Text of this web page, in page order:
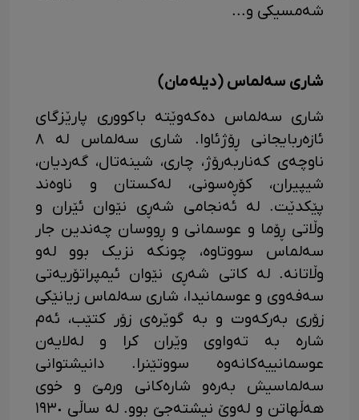
شەمسیکی و...
شاری سەلماس (دیلەمان)
شاری سەلماس دەکەوێتە باکووری پارێزگای
ئازەربایجانی ڕۆژئاوا. شاری سەلماس لە ٨
ناوچەی کەناربەرۆژ، چاری، شینەتال، گەردیان،
شیپیران، کۆڕەسونی، لەکستان و ناوەند
پێکدێت. لە ئەنجامی شەڕی نێوان ئێران و
وڵاتی ڕۆما و عوسمانی و ڕووسان چەندین جار
سەلماس سووتاوە، چونکە نزیک بوو لەو
وڵاتانە. لە کاتی شەڕی نێوان ئیمپراتۆریەتی
سەفەوی و عوسمانیدا، شاری سەلماس زیانێکی
زۆری بەرکەوت و بە گوێرەی زۆر کتێب، ئەم
شارە بە تەواوی وێران کرا و لەلایەن
عوسمانییەکانەوە سووتێنرا. دانیشتوانی
سەلماسیش بەرەو شارەکانی ورمێ و خوی
هەڵهاتن و لەوێ نیشتەجێ بوو. لە ساڵی ١٩٣٠